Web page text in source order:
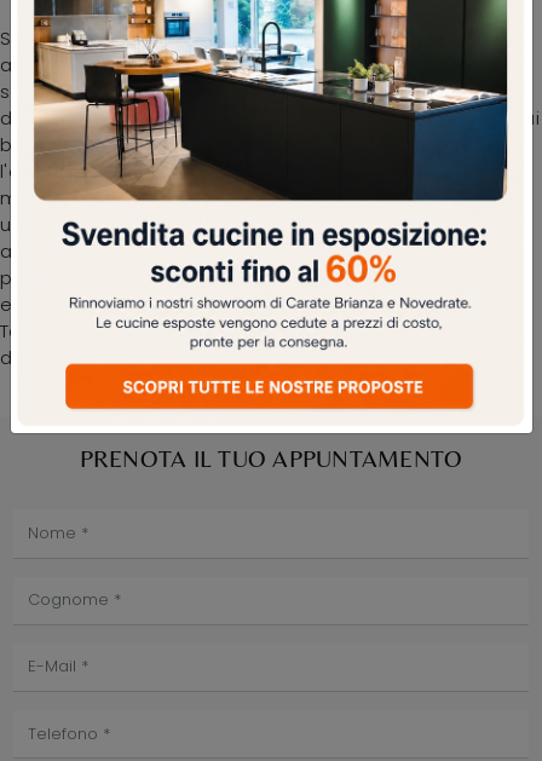
Se desideri cambiare gli arredi design che hai in casa o
acquistarli ex novo, da noi potrai toccare con mano le
soluzioni più esclusive in commercio. Nel nostro sito
dedicato all'Arredamento Casa troverai tutto ciò di cui hai
bisogno per la zona giorno o la zona cucina. Durante
l'acquisto del tavolo che fa per te Bisogna valutare
misure, forme, finiture e stile, per ottimizzare lo spazio con
un ottimo effetto estetico. Opta per i mobili e oggetti
accessori in gres delle migliori marche per ultimare con
praticità i tuoi locali senza mai dimenticare il valore
estetico. In showroom ti aspetta una ricca gamma di
Tavoli fissi delle migliori marche, tra cui anche il modello
da pranzo presente in foto.
PRENOTA IL TUO APPUNTAMENTO